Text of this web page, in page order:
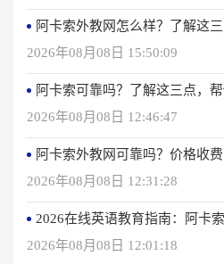
阿卡索外教网怎么样？了解这三点，
2026年08月08日 15:50:09
阿卡索可靠吗？了解这三点，
2026年08月08日 12:46:47
阿卡索外教网可靠吗？价格收
2026年08月08日 12:31:28
2026在线英语教育指南：阿卡
2026年08月08日 12:01:18